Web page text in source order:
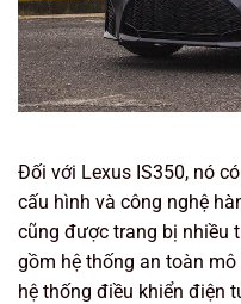
Đối với Lexus IS350, nó
cấu hình và công nghệ
cũng được trang bị nhiều
gồm hệ thống an toàn
hệ thống điều khiển điện